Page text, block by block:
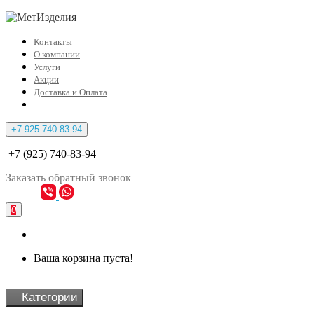
Контакты
О компании
Услуги
Акции
Доставка и Оплата
+7 925 740 83 94
+7 (925) 740-83-94
Заказать обратный звонок
0
Ваша корзина пуста!
Категории